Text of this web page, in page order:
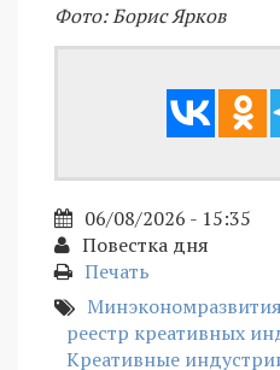
Фото: Борис Ярков
06/08/2026 - 15:35
Повестка дня
Печать
реестр креативных
Креативные